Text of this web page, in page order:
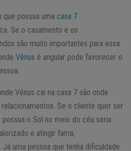
possua uma casa 7
Se o casamento e os
são muito importantes para essa
Vênus é angular pode favorecer o
Vênus cai na casa 7 são onde
Se o cliente quer ser
o Sol no meio do céu seria
e atingir fama,
uma pessoa que tenha dificuldade